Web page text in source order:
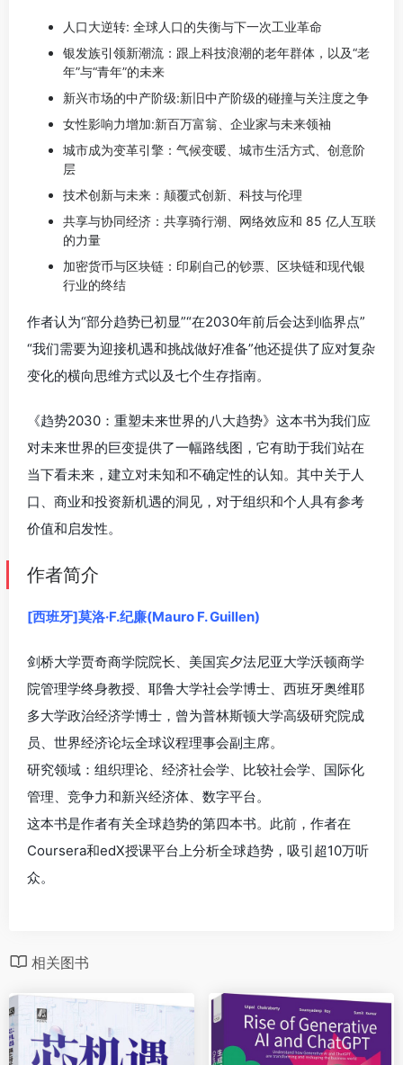
人口大逆转: 全球人口的失衡与下一次工业革命
银发族引领新潮流：跟上科技浪潮的老年群体，以及“老
年”与“青年”的未来
新兴市场的中产阶级:新旧中产阶级的碰撞与关注度之争
女性影响力增加:新百万富翁、企业家与未来领袖
城市成为变革引擎：气候变暖、城市生活方式、创意阶
层
技术创新与未来：颠覆式创新、科技与伦理
共享与协同经济：共享骑行潮、网络效应和 85 亿人互联
的力量
加密货币与区块链：印刷自己的钞票、区块链和现代银
行业的终结
作者认为“部分趋势已初显”“在2030年前后会达到临界点”
“我们需要为迎接机遇和挑战做好准备”他还提供了应对复杂
变化的横向思维方式以及七个生存指南。
《趋势2030：重塑未来世界的八大趋势》这本书为我们应
对未来世界的巨变提供了一幅路线图，它有助于我们站在
当下看未来，建立对未知和不确定性的认知。其中关于人
口、商业和投资新机遇的洞见，对于组织和个人具有参考
价值和启发性。
作者简介
[西班牙]莫洛·F.纪廉(Mauro F. Guillen)
剑桥大学贾奇商学院院长、美国宾夕法尼亚大学沃顿商学
院管理学终身教授、耶鲁大学社会学博士、西班牙奥维耶
多大学政治经济学博士，曾为普林斯顿大学高级研究院成
员、世界经济论坛全球议程理事会副主席。
研究领域：组织理论、经济社会学、比较社会学、国际化
管理、竞争力和新兴经济体、数字平台。
这本书是作者有关全球趋势的第四本书。此前，作者在
Coursera和edX授课平台上分析全球趋势，吸引超10万听
众。
相关图书